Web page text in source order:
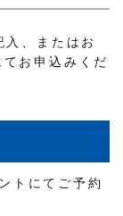
、またはお
お申込みくだ
トにてご予約